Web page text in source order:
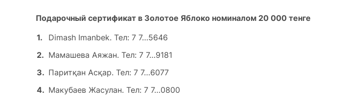
Подарочный сертификат в Золотое Яблоко номиналом 20 000 тенге
Dimash Imanbek. Тел: 7 7…5646
Мамашева Аяжан. Тел: 7 7…9181
Паритқан Асқар. Тел: 7 7…6077
Макубаев Жасулан. Тел: 7 7…0800